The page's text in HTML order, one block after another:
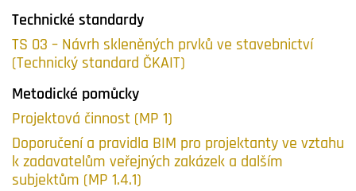
Technické standardy
TS 03 – Návrh skleněných prvků ve stavebnictví
(Technický standard ČKAIT)
Metodické pomůcky
Projektová činnost (MP 1)
Doporučení a pravidla BIM pro projektanty ve vztahu
k zadavatelům veřejných zakázek a dalším
subjektům (MP 1.4.1)